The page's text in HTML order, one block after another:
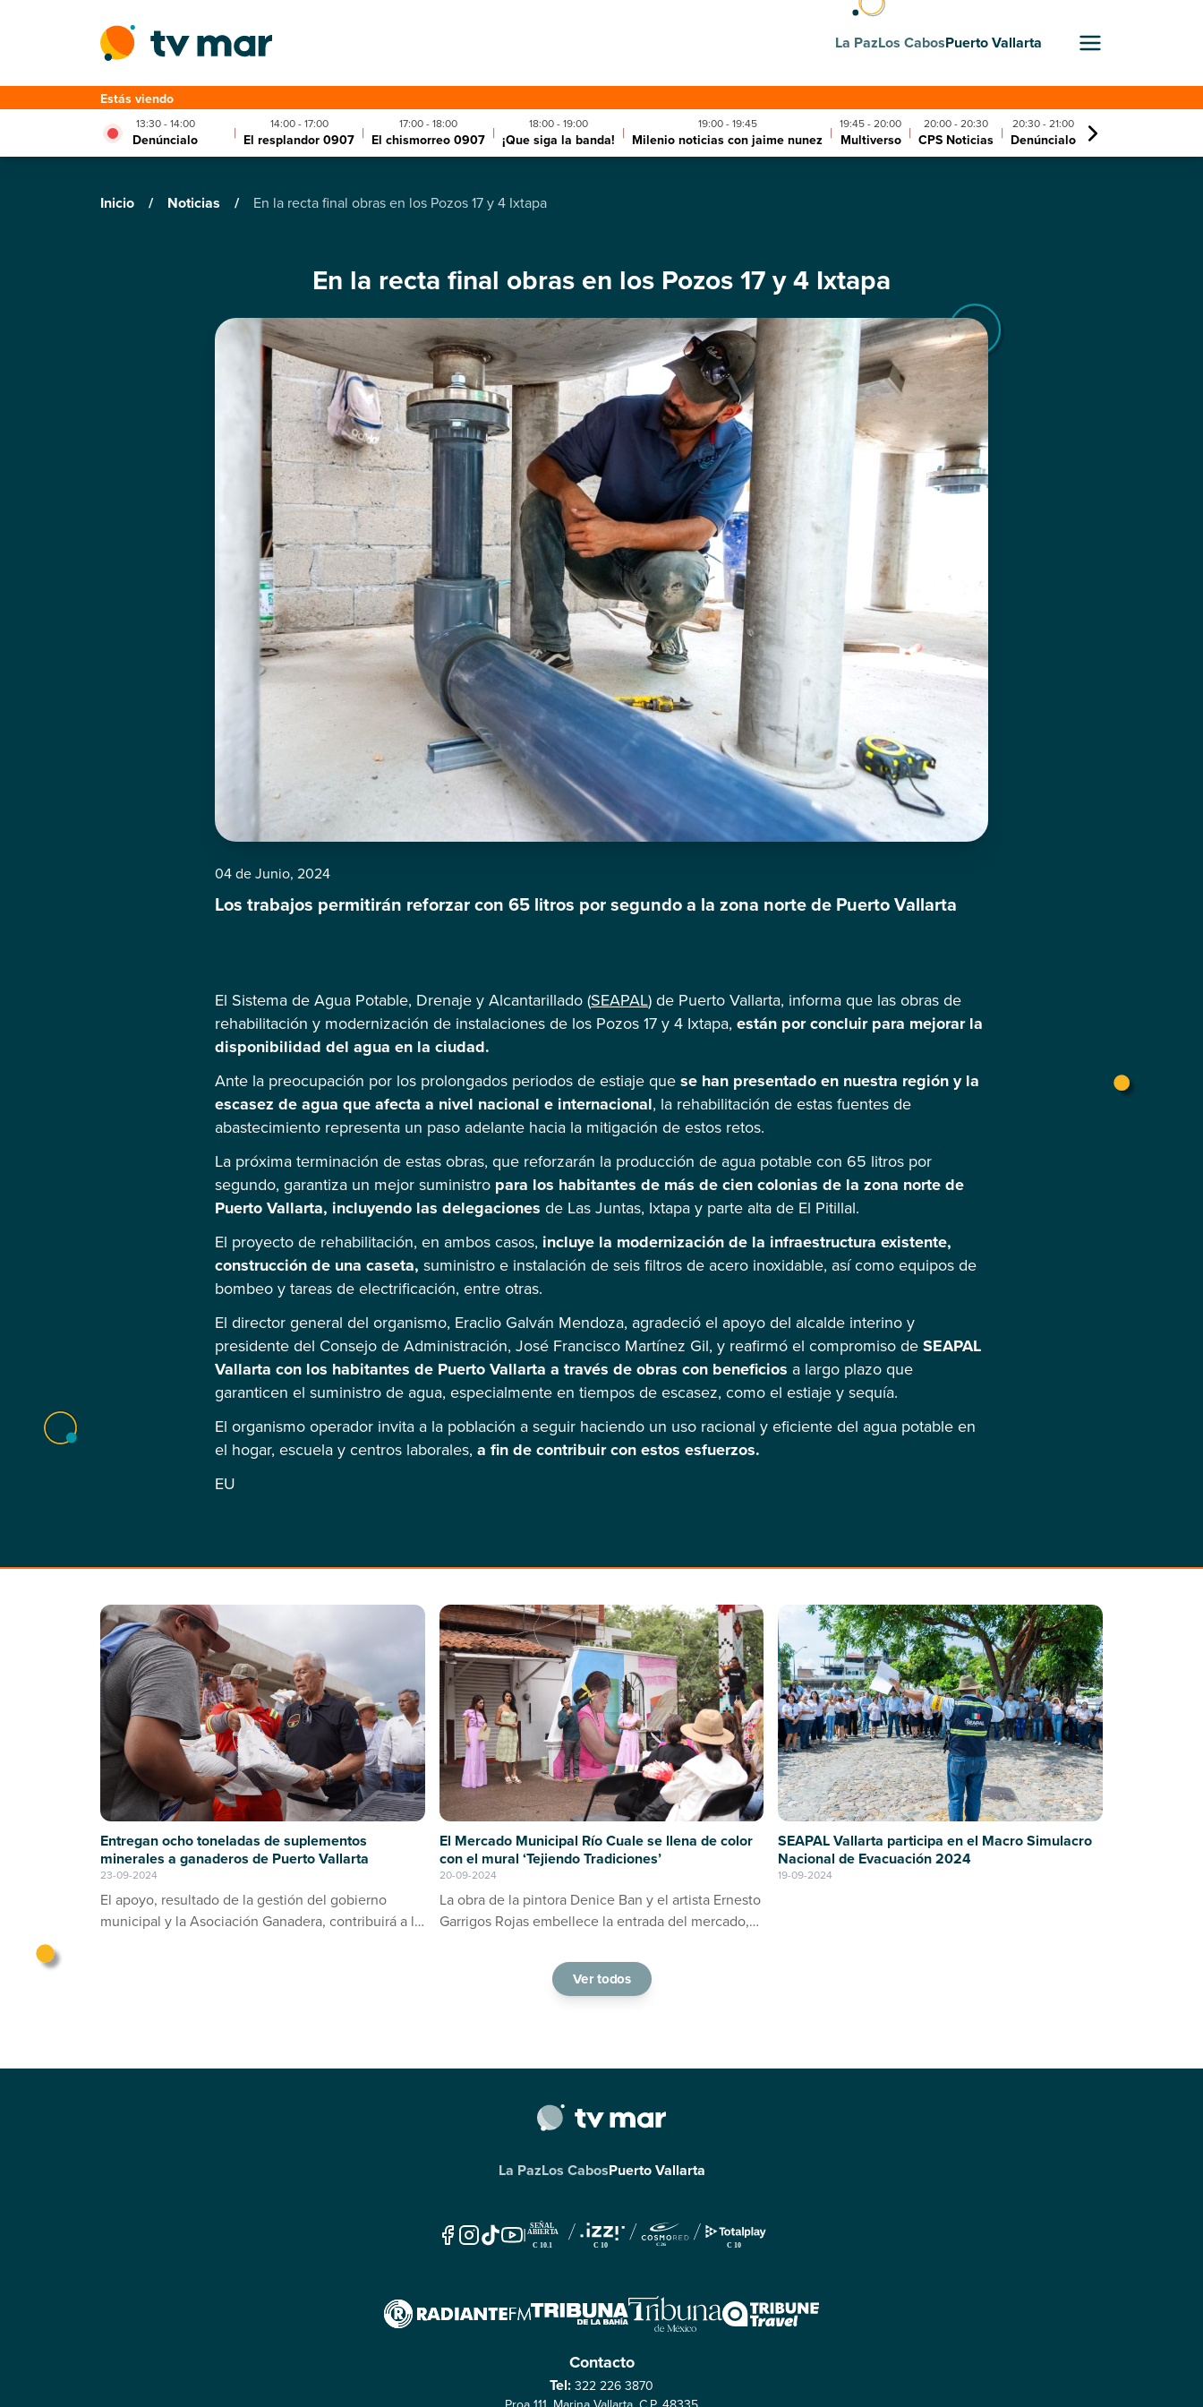
La PazLos CabosPuerto Vallarta
Estás viendo
13:30 - 14:00
Denúncialo | 14:00 - 17:00
El resplandor 0907 | 17:00 - 18:00
El chismorreo 0907 | 18:00 - 19:00
¡Que siga la banda! | 19:00 - 19:45
Milenio noticias con jaime nunez | 19:45 - 20:00
Multiverso | 20:00 - 20:30
CPS Noticias | 20:30 - 21:00
Denúncialo Factor aventura
Inicio / Noticias / En la recta final obras en los Pozos 17 y 4 Ixtapa
En la recta final obras en los Pozos 17 y 4 Ixtapa
04 de Junio, 2024
Los trabajos permitirán reforzar con 65 litros por segundo a la zona norte de Puerto Vallarta
El Sistema de Agua Potable, Drenaje y Alcantarillado (SEAPAL) de Puerto Vallarta, informa que las obras de
rehabilitación y modernización de instalaciones de los Pozos 17 y 4 Ixtapa, están por concluir para mejorar la
disponibilidad del agua en la ciudad.
Ante la preocupación por los prolongados periodos de estiaje quese han presentado en nuestra región y la
escasez de agua que afecta a nivel nacional e internacional, la rehabilitación de estas fuentes de
abastecimiento representa un paso adelante hacia la mitigación de estos retos.
La próxima terminación de estas obras, que reforzarán la producción de agua potable con 65 litros por
segundo, garantiza un mejor suministro para los habitantes de más de cien colonias de la zona norte de
Puerto Vallarta, incluyendo las delegaciones de Las Juntas, Ixtapa y parte alta de El Pitillal.
El proyecto de rehabilitación, en ambos casos, incluye la modernización de la infraestructura existente,
construcción de una caseta, suministro e instalación de seis filtros de acero inoxidable, así como equipos de
bombeo y tareas de electrificación, entre otras.
El director general del organismo, Eraclio Galván Mendoza, agradeció el apoyo del alcalde interino y
presidente del Consejo de Administración, José Francisco Martínez Gil, y reafirmó el compromiso deSEAPAL
Vallarta con los habitantes de Puerto Vallarta a través de obras con beneficios a largo plazo que
garanticen el suministro de agua, especialmente en tiempos de escasez, como el estiaje y sequía.
El organismo operador invita a la población a seguir haciendo un uso racional y eficiente del agua potable en
el hogar, escuela y centros laborales, a fin de contribuir con estos esfuerzos.
EU
Entregan ocho toneladas de suplementos
minerales a ganaderos de Puerto Vallarta
23-09-2024
El apoyo, resultado de la gestión del gobierno
municipal y la Asociación Ganadera, contribuirá a la
El Mercado Municipal Río Cuale se llena de color
con el mural ‘Tejiendo Tradiciones’
20-09-2024
La obra de la pintora Denice Ban y el artista Ernesto
Garrigos Rojas embellece la entrada del mercado,
SEAPAL Vallarta participa en el Macro Simulacro
Nacional de Evacuación 2024
19-09-2024
Ver todos
La PazLos CabosPuerto Vallarta
|
Contacto
Tel:322 226 3870